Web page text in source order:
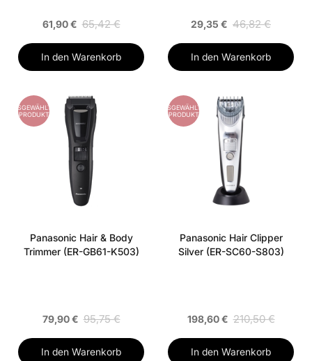
61,90 € 65,42 €
In den Warenkorb
29,35 € 46,82 €
In den Warenkorb
AUSGEWÄHLTES
PRODUKT
Panasonic Hair & Body
Trimmer (ER-GB61-K503)
79,90 € 95,75 €
In den Warenkorb
AUSGEWÄHLTES
PRODUKT
Panasonic Hair Clipper
Silver (ER-SC60-S803)
198,60 € 210,50 €
In den Warenkorb